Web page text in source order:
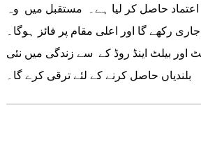
حاصل کر لیا ہے۔ مستقبل میں وہ
رکھے گا اور اعلی مقام پر فائز ہوگا۔
اور بیلٹ اینڈ روڈ کے سے زندگی میں نئی
بلندیاں حاصل کرنے کے لئے ترقی کرے گا۔